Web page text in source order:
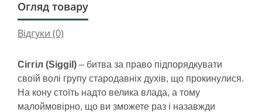
Огляд товару
Відгуки (0)
Сіггіл (Siggil) – битва за право підпорядкувати
своїй волі групу стародавніх духів, що прокинулися.
На кону стоїть надто велика влада, а тому
малоймовірно, що ви зможете раз і назавжди